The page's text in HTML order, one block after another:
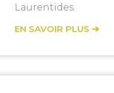
Laurentides.
EN SAVOIR PLUS ➔